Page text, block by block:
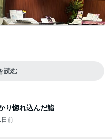
読む
り惚れ込んだ鮨
日前